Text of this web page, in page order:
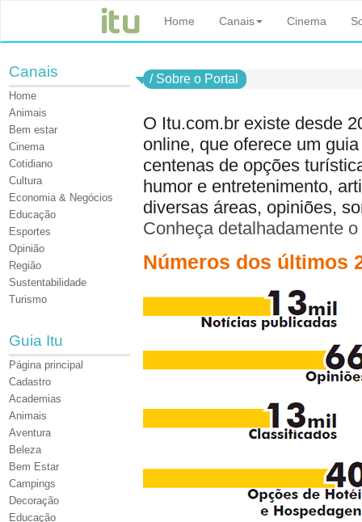
Home Canais Cinema
/ Sobre o Portal
O Itu.com.br existe desde
online, que oferece um
centenas de opções
humor e entretenimento,
diversas áreas, opiniões,
Conheça detalhadamente
Números dos últimos
Canais
Home
Animais
Bem estar
Cinema
Cotidiano
Cultura
Economia & Negócios
Educação
Esportes
Opinião
Região
Sustentabilidade
Turismo
Guia Itu
Página principal
Cadastro
Academias
Animais
Aventura
Beleza
Bem Estar
Campings
Decoração
Educação